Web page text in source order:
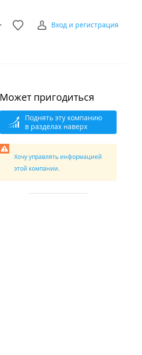
Вход и регистрация
Может пригодиться
Поднять эту компанию
в разделах наверх
Хочу управлять информацией
этой компании.